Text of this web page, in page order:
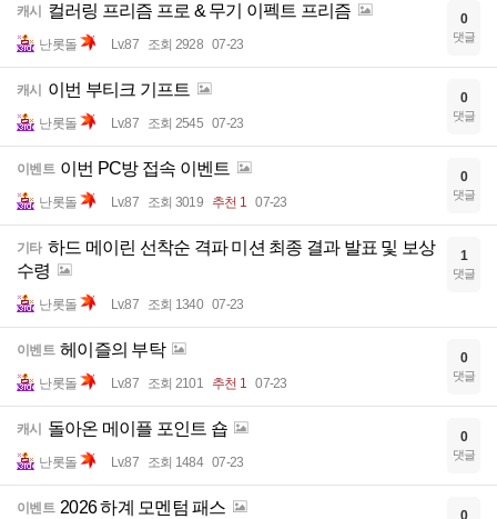
캐시 컬러링 프리즘 프로 & 무기 이펙트 프리즘
난롯돌 Lv.87 조회 2928 07-23
0
댓글
캐시 이번 부티크 기프트
난롯돌 Lv.87 조회 2545 07-23
0
댓글
이벤트 이번 PC방 접속 이벤트
난롯돌 Lv.87 조회 3019 추천 1 07-23
0
댓글
기타 하드 메이린 선착순 격파 미션 최종 결과 발표 및 보상
수령
난롯돌 Lv.87 조회 1340 07-23
1
댓글
이벤트 헤이즐의 부탁
난롯돌 Lv.87 조회 2101 추천 1 07-23
0
댓글
캐시 돌아온 메이플 포인트 숍
난롯돌 Lv.87 조회 1484 07-23
0
댓글
이벤트 2026 하계 모멘텀 패스 0